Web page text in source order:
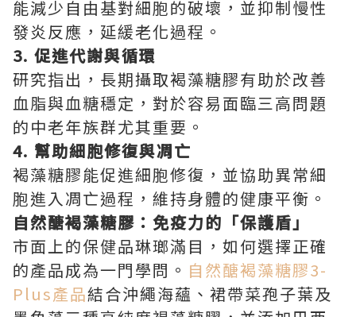
能減少自由基對細胞的破壞，並抑制慢性
發炎反應，延緩老化過程。
3. 促進代謝與循環
研究指出，長期攝取褐藻糖膠有助於改善
血脂與血糖穩定，對於容易面臨三高問題
的中老年族群尤其重要。
4. 幫助細胞修復與凋亡
褐藻糖膠能促進細胞修復，並協助異常細
胞進入凋亡過程，維持身體的健康平衡。
自然醣褐藻糖膠：免疫力的「保護盾」
市面上的保健品琳瑯滿目，如何選擇正確
的產品成為一門學問。 自然醣褐藻糖膠3-
Plus產品結合沖繩海蘊、裙帶菜孢子葉及